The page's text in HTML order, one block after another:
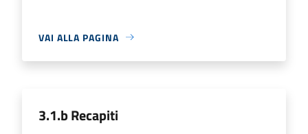
VAI ALLA PAGINA
3.1.b Recapiti